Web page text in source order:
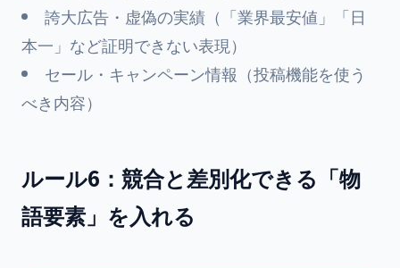
誇大広告・虚偽の実績（「業界最安値」「日
本一」など証明できない表現）
セール・キャンペーン情報（投稿機能を使う
べき内容）
ルール6：競合と差別化できる「物
語要素」を入れる